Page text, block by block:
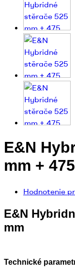
E&N
mm +
Hodnotenie
E&N
mm
Technické